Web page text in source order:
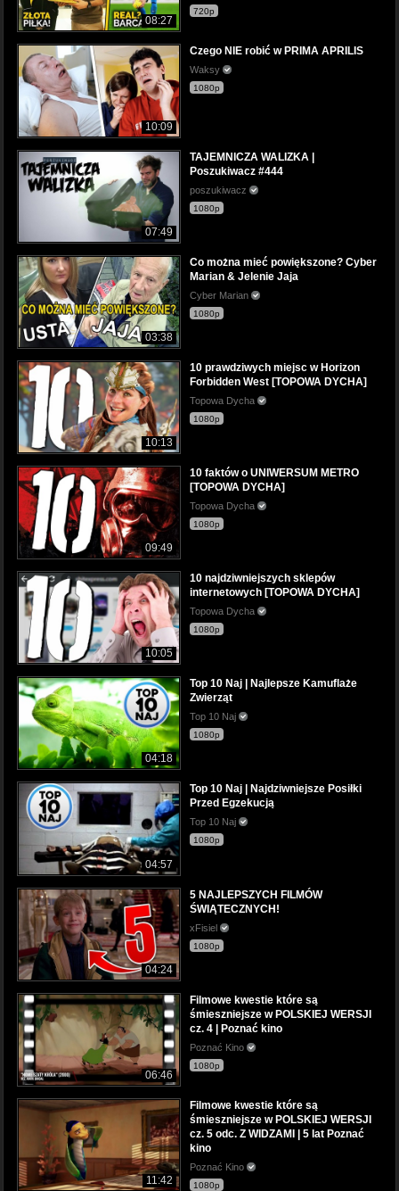
08:27
720p
10:09
Czego NIE robić w PRIMA APRILIS
Waksy
1080p
07:49
TAJEMNICZA WALIZKA |
Poszukiwacz #444
poszukiwacz
1080p
03:38
Co można mieć powiększone? Cyber
Marian & Jelenie Jaja
Cyber Marian
1080p
10:13
10 prawdziwych miejsc w Horizon
Forbidden West [TOPOWA DYCHA]
Topowa Dycha
1080p
09:49
10 faktów o UNIWERSUM METRO
[TOPOWA DYCHA]
Topowa Dycha
1080p
10:05
10 najdziwniejszych sklepów
internetowych [TOPOWA DYCHA]
Topowa Dycha
1080p
04:18
Top 10 Naj | Najlepsze Kamuflaże
Zwierząt
Top 10 Naj
1080p
04:57
Top 10 Naj | Najdziwniejsze Posiłki
Przed Egzekucją
Top 10 Naj
1080p
04:24
5 NAJLEPSZYCH FILMÓW
ŚWIĄTECZNYCH!
xFisiel
1080p
06:46
Filmowe kwestie które są
śmieszniejsze w POLSKIEJ WERSJI
cz. 4 | Poznać kino
Poznać Kino
1080p
11:42
Filmowe kwestie które są
śmieszniejsze w POLSKIEJ WERSJI
cz. 5 odc. Z WIDZAMI | 5 lat Poznać
kino
Poznać Kino
1080p